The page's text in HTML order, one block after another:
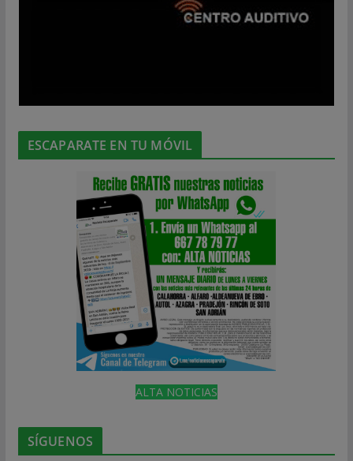
ESCAPARATE EN TU MÓVIL
ALTA NOTICIAS
SÍGUENOS